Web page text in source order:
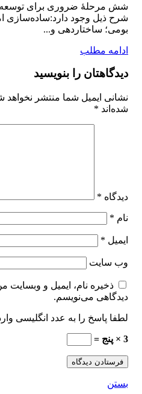
شش مرحلۀ ضروری برای توسعه و
شرح ذیل وجود دارد:ساده‌سازی
بومی؛ ساختاردهی و...
ادامه مطلب
دیدگاهتان را بنویسید
نشانی ایمیل شما منتشر نخواهد
شده‌اند *
دیدگاه *
نام *
ایمیل *
وب‌ سایت
ذخیره نام، ایمیل و وبسایت
دیدگاهی می‌نویسم.
لطفا پاسخ را به عدد انگلیسی
3 × پنج =
بستن